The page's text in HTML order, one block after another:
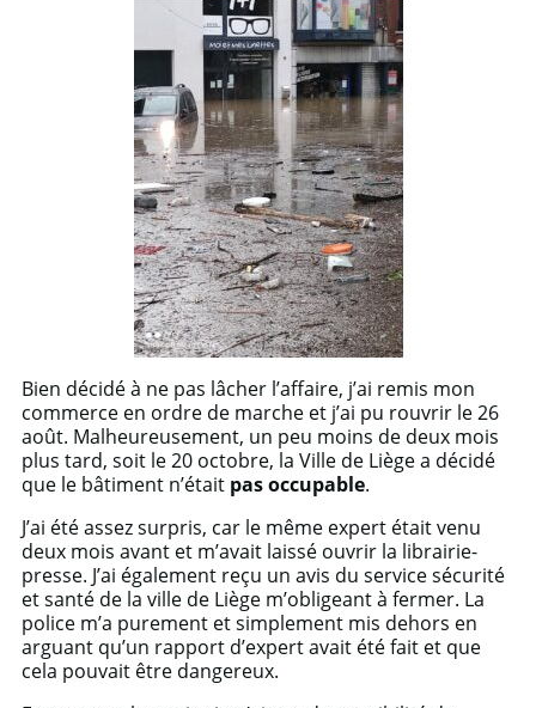
Bien décidé à ne pas lâcher l’affaire, j’ai remis mon
commerce en ordre de marche et j’ai pu rouvrir le 26
août. Malheureusement, un peu moins de deux mois
plus tard, soit le 20 octobre, la Ville de Liège a décidé
que le bâtiment n’était pas occupable.
J’ai été assez surpris, car le même expert était venu
deux mois avant et m’avait laissé ouvrir la librairie-
presse. J’ai également reçu un avis du service sécurité
et santé de la ville de Liège m’obligeant à fermer. La
police m’a purement et simplement mis dehors en
arguant qu’un rapport d’expert avait été fait et que
cela pouvait être dangereux.